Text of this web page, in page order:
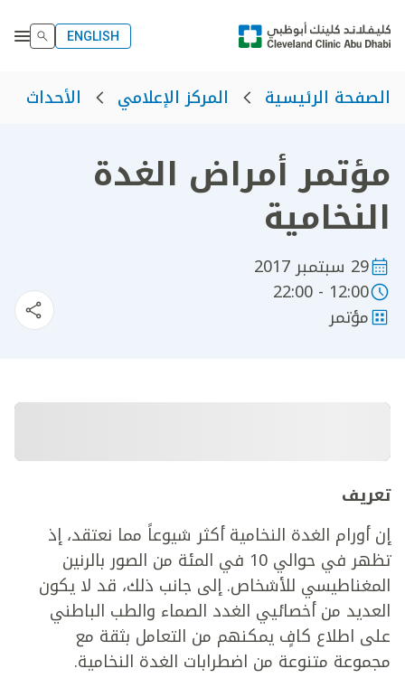
ENGLISH
الصفحة الرئيسية المركز الإعلامي الأحداث
مؤتمر أمراض الغدة
النخامية
29 سبتمبر 2017
12:00 - 22:00
مؤتمر
تعريف
إن أورام الغدة النخامية أكثر شيوعاً مما نعتقد، إذ
تظهر في حوالي 10 في المئة من الصور بالرنين
المغناطيسي للأشخاص. إلى جانب ذلك، قد لا يكون
العديد من أخصائيي الغدد الصماء والطب الباطني
على اطلاع كافٍ يمكنهم من التعامل بثقة مع
مجموعة متنوعة من اضطرابات الغدة النخامية.